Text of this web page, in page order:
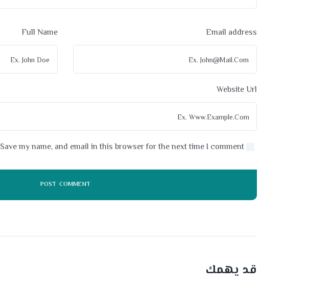
Full Name Email address
Website Url
Save my name, and email in this browser for the next time I comment.
قد يهمك